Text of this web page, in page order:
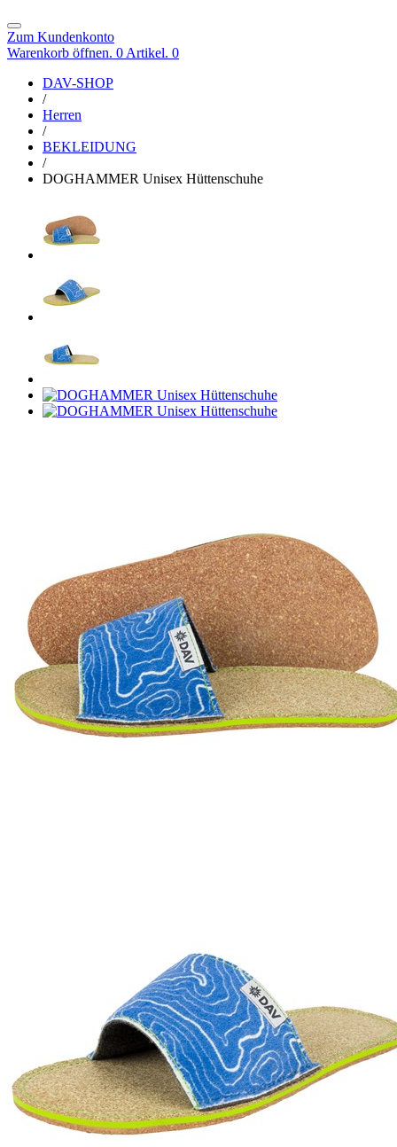
Zum Kundenkonto
Warenkorb öffnen. 0 Artikel. 0
DAV-SHOP
/
Herren
/
BEKLEIDUNG
/
DOGHAMMER Unisex Hüttenschuhe